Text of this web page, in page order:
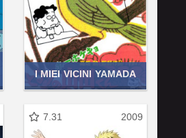
I MIEI VICINI YAMADA
7.31 2009